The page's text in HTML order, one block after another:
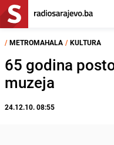
/ METROMAHALA / KULTURA
65 godina
muzeja
24.12.10. 08:55